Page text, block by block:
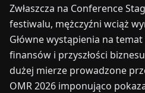
Zwłaszcza na Conference
festiwalu, mężczyźni wciąż
Główne wystąpienia na
finansów i przyszłości
dużej mierze prowadzone
OMR 2026 imponująco